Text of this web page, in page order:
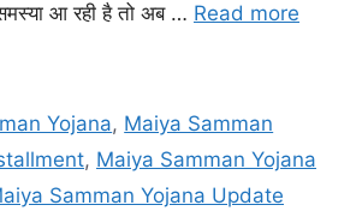
आ रही है तो अब … Read more
Yojana, Maiya Samman
, Maiya Samman Yojana
Samman Yojana Update